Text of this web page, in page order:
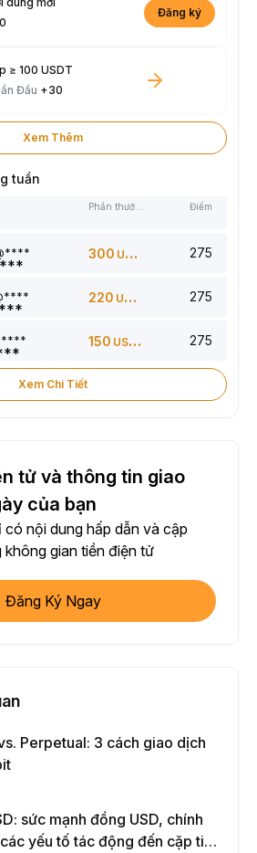
Đăng ký
≥ 100 USDT
Đầu +30
Xem Thêm
tuần
Điểm
300 USDT 275
220 USDT 275
150 USDT 275
Xem Chi Tiết
tử và thông tin giao
của bạn
có nội dung hấp dẫn và cập
gian tiền điện tử
Đăng Ký Ngay
Perpetual: 3 cách giao dịch
sức mạnh đồng USD, chính
yếu tố tác động đến cặp tiền